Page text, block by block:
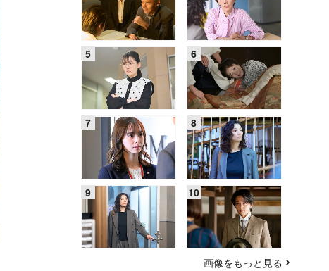
画像をもっと見る